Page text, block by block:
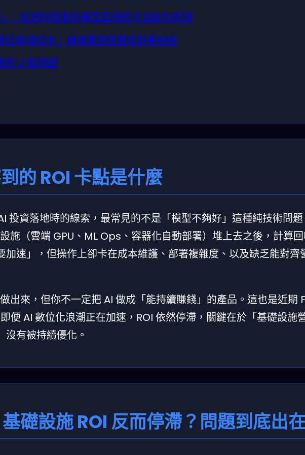
：從資料管道到模型監控的可自動化閉環
維護成本：讓部署速度變成財務速度
的 3 個問題
的 ROI 卡點是什麼
投資落地時的線索，最常見的不是「模型不夠好」這種純技術問
施（雲端 GPU、ML Ops、容器化自動部署）堆上去之後，計算
加速」，但操作上卻卡在成本維護、部署複雜度、以及缺乏能對齊
出來，但你不一定把 AI 做成「能持續賺錢」的產品。這也是近期
便 AI 數位化浪潮正在加速，ROI 依然停滯，關鍵在於「基礎設施
有被持續優化。
礎設施 ROI 反而停滯？問題到底出